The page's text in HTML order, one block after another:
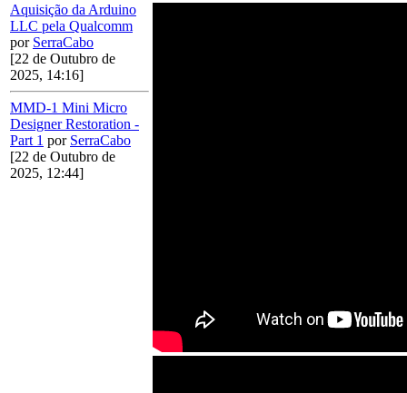
Aquisição da Arduino
LLC pela Qualcomm
por SerraCabo
[22 de Outubro de
2025, 14:16]
MMD-1 Mini Micro
Designer Restoration -
Part 1 por SerraCabo
[22 de Outubro de
2025, 12:44]